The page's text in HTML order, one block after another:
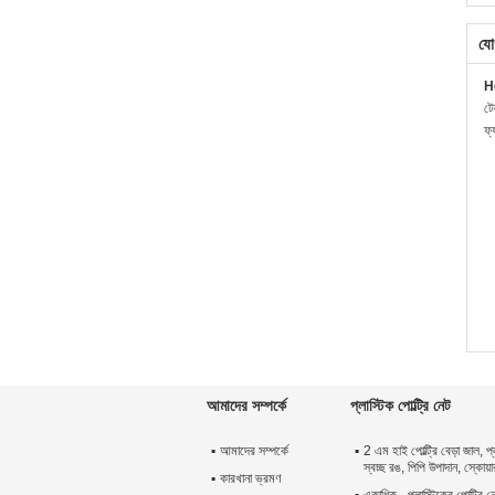
আমাদের সম্পর্কে
আমাদের সম্পর্কে
কারখানা ভ্রমণ
প্লাস্টিক পোল্ট্রি নেট
2 এম হাই পোল্ট্রি বেড়া জাল,
স্বচ্ছ রঙ, পিপি উপাদান,